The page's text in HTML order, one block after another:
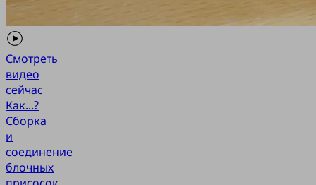
Смотреть
видео
сейчас
Как...?
Сборка
и
соединение
блочных